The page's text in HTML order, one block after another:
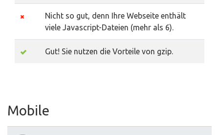
Nicht so gut, denn Ihre Webseite enthält
viele Javascript-Dateien (mehr als 6).
Gut! Sie nutzen die Vorteile von gzip.
Mobile